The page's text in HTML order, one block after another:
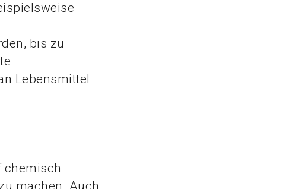
bis zu
Lebensmittel
chemisch